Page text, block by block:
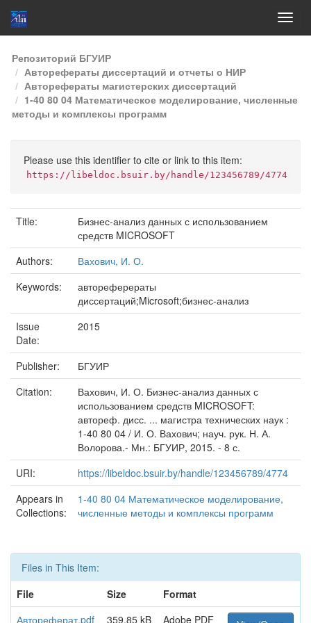
Skip
navigation
Репозиторий БГУИР
Авторефераты диссертаций и отчеты о НИР
Авторефераты магистерских диссертаций
1-40 80 04 Математическое моделирование, численные
методы и комплексы программ
Please use this identifier to cite or link to this item:
https://libeldoc.bsuir.by/handle/123456789/4774
Title:
Бизнес-анализ данных с использованием
средств MICROSOFT
Authors:
Вахович, И. О.
Keywords:
автореферераты
диссертаций;Microsoft;бизнес-анализ
Issue
Date:
2015
Publisher:
БГУИР
Citation:
Вахович, И. О. Бизнес-анализ данных с
использованием средств MICROSOFT:
автореф. дисс. ... магистра технических наук :
1-40 80 04 / И. О. Вахович; науч. рук. Н. А.
Волорова.- Мн.: БГУИР, 2015. - 8 с.
URI:
https://libeldoc.bsuir.by/handle/123456789/4774
Appears in
Collections:
1-40 80 04 Математическое моделирование,
численные методы и комплексы программ
Files in This Item:
File
Size
Format
Автореферат.pdf
359.85 kB Adobe PDF